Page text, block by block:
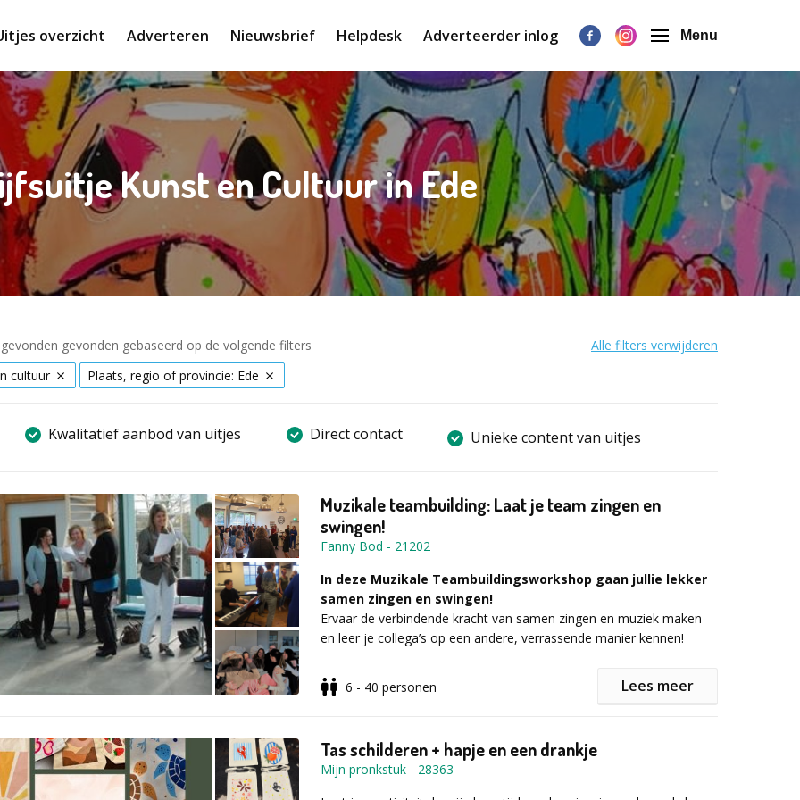
overzicht Adverteren Nieuwsbrief Helpdesk Adverteerder inlog Menu
Kunst en Cultuur in Ede
gevonden gebaseerd op de volgende filters
Alle filters verwijderen
cultuur
Plaats, regio of provincie: Ede
Kwalitatief aanbod van uitjes Direct contact Unieke content van uitjes
Muzikale teambuilding: Laat je team zingen en
swingen!
Fanny Bod - 21202
In deze Muzikale Teambuildingsworkshop gaan jullie lekker
samen zingen en swingen!
Ervaar de verbindende kracht van samen zingen en muziek maken
en leer je collega’s op een andere, verrassende manier kennen!
Dit krijgen jullie op de Muzikale Teambuilding:
Samenspel en samenzang
Mooie liedjes
6 - 40 personen Lees meer
Tas schilderen + hapje en een drankje
Mijn pronkstuk - 28363